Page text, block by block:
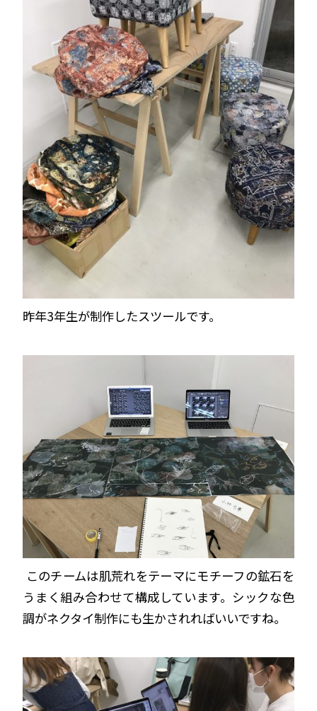
昨年3年生が制作したスツールです。
このチームは肌荒れをテーマにモチーフの鉱石を
うまく組み合わせて構成しています。シックな色
調がネクタイ制作にも生かされればいいですね。